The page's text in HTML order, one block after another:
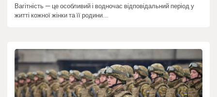
Вагітність — це особливий і водночас відповідальний період у
житті кожної жінки та її родини.…